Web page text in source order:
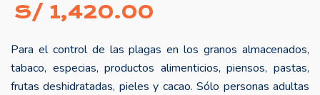
S/ 1,420.00
Para el control de las plagas en los granos almacenados,
tabaco, especias, productos alimenticios, piensos, pastas,
frutas deshidratadas, pieles y cacao. Sólo personas adultas